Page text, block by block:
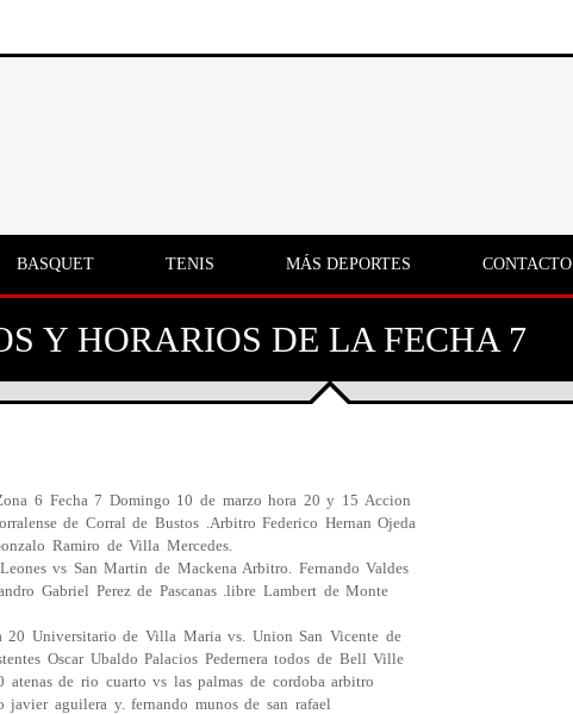
BASQUET TENIS MÁS DEPORTES CONTACTO
Y HORARIOS DE LA FECHA 7
6 Fecha 7 Domingo 10 de marzo hora 20 y 15 Accion
de Corral de Bustos .Arbitro Federico Hernan Ojeda
Ramiro de Villa Mercedes.
vs San Martin de Mackena Arbitro. Fernando Valdes
Gabriel Perez de Pascanas .libre Lambert de Monte
20 Universitario de Villa Maria vs. Union San Vicente de
Oscar Ubaldo Palacios Pedernera todos de Bell Ville
de rio cuarto vs las palmas de cordoba arbitro
javier aguilera y. fernando munos de san rafael